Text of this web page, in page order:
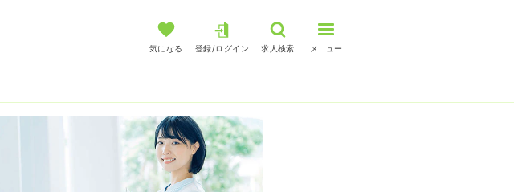
気になる 登録/ログイン 求人検索 メニュー